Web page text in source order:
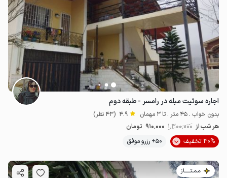
اجاره سوئیت مبله در رامسر - طبقه دوم
بدون خواب . 45 متر . تا 3 مهمان 4.9 (43 نظر)
هر شب از 1٬300٬000 910٬000 تومان
30% تخفیف
50+ رزرو موفق
مـمـتــــــاز